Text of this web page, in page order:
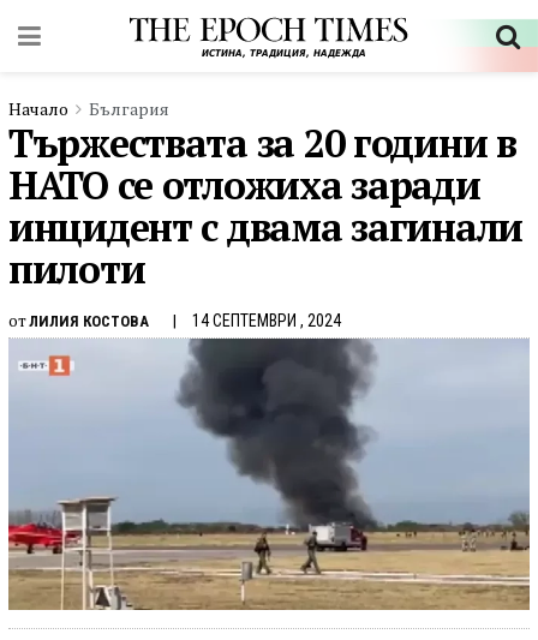
Начало България
Тържествата за 20 години в
НАТО се отложиха заради
инцидент с двама загинали
пилоти
отЛИЛИЯ КОСТОВА 14 СЕПТЕМВРИ , 2024